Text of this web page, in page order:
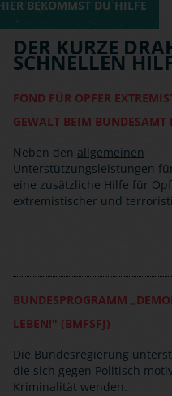
BEKOMMST DU HILFE
DER KURZE
SCHNELLEN
FOND FÜR OPFER
GEWALT BEIM BUNDESAMT
Neben den allgemeinen
Unterstützungsleistungen
eine zusätzliche Hilfe für
extremistischer und
BUNDESPROGRAMM
LEBEN!" (BMFSFJ)
Die Bundesregierung
die sich gegen Politisch
Kriminalität wenden.